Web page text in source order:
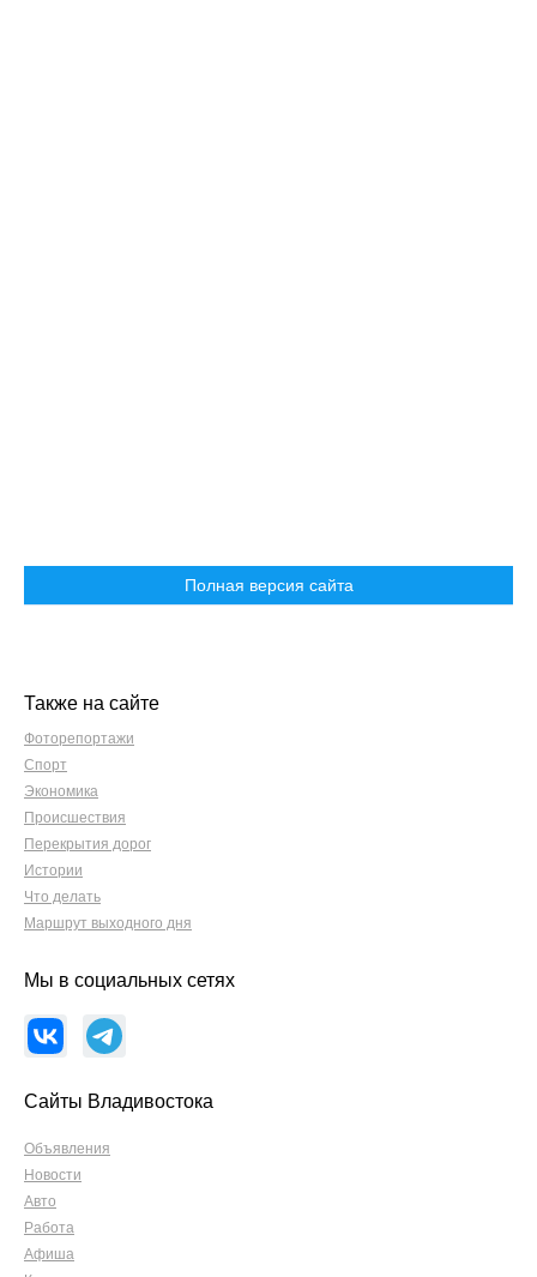
Полная версия сайта
Также на сайте
Фоторепортажи
Спорт
Экономика
Происшествия
Перекрытия дорог
Истории
Что делать
Маршрут выходного дня
Мы в социальных сетях
Сайты Владивостока
Объявления
Новости
Авто
Работа
Афиша